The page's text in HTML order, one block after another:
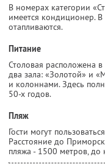
В номерах категории
имеется кондиционер.
отапливаются.
Питание
Столовая расположена
два зала: «Золотой» и
и колоннами. Здесь
50-х годов.
Пляж
Гости могут
Расстояние до
пляжа - 1500 метров,